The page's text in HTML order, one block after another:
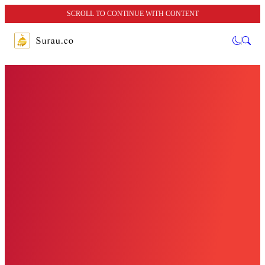
SCROLL TO CONTINUE WITH CONTENT